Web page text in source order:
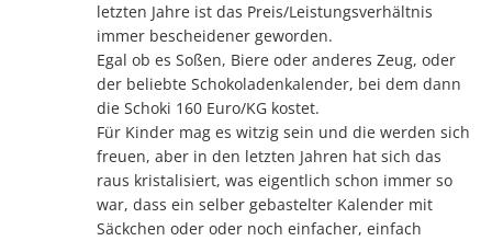
letzten Jahre ist das Preis/Leistungsverhältnis
immer bescheidener geworden.
Egal ob es Soßen, Biere oder anderes Zeug, oder
der beliebte Schokoladenkalender, bei dem dann
die Schoki 160 Euro/KG kostet.
Für Kinder mag es witzig sein und die werden sich
freuen, aber in den letzten Jahren hat sich das
raus kristalisiert, was eigentlich schon immer so
war, dass ein selber gebastelter Kalender mit
Säckchen oder oder noch einfacher, einfach